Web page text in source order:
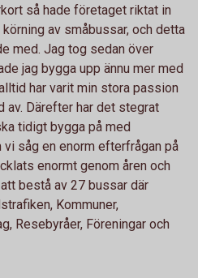
så hade företaget riktat in
av småbussar, och detta
med. Jag tog sedan över
jag bygga upp ännu mer med
har varit min stora passion
av. Därefter har det stegrat
tidigt bygga på med
såg en enorm efterfrågan på
enormt genom åren och
bestå av 27 bussar där
Kommuner,
Resebyråer, Föreningar och